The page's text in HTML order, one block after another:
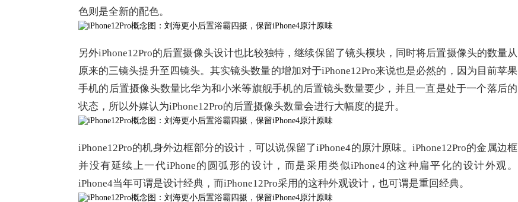
色则是全新的配色。
另外iPhone12Pro的后置摄像头设计也比较独特，继续保留了镜头模块，同时将后置摄像头的数量从
原来的三镜头提升至四镜头。其实镜头数量的增加对于iPhone12Pro来说也是必然的，因为目前苹果
手机的后置摄像头数量比华为和小米等旗舰手机的后置镜头数量要少，并且一直是处于一个落后的
状态，所以外媒认为iPhone12Pro的后置摄像头数量会进行大幅度的提升。
iPhone12Pro的机身外边框部分的设计，可以说保留了iPhone4的原汁原味。iPhone12Pro的金属边框
并没有延续上一代iPhone的圆弧形的设计，而是采用类似iPhone4的这种扁平化的设计外观。
iPhone4当年可谓是设计经典，而iPhone12Pro采用的这种外观设计，也可谓是重回经典。